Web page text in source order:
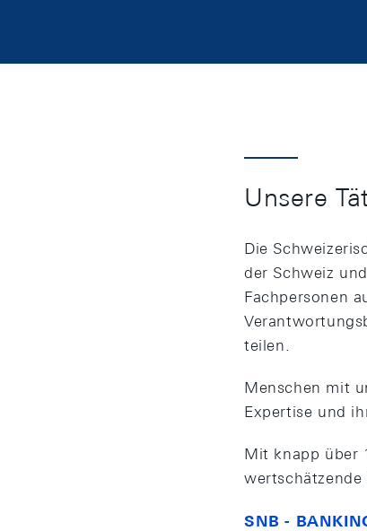
Unsere
Die
der Schweiz
Fachpersonen
teilen.
Menschen mit
Expertise und
Mit knapp über
wertschätzende
SNB -